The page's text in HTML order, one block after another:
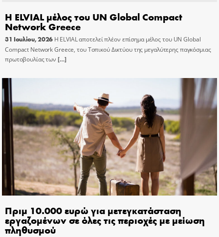
Η ELVIAL μέλος του UN Global Compact
Network Greece
31 Ιουλίου, 2026 Η ELVIAL αποτελεί πλέον επίσημα μέλος του UN Global
Compact Network Greece, του Τοπικού Δικτύου της μεγαλύτερης παγκόσμιας
πρωτοβουλίας των […]
Πριμ 10.000 ευρώ για μετεγκατάσταση
εργαζομένων σε όλες τις περιοχές με μείωση
πληθυσμού